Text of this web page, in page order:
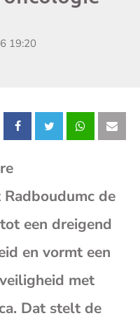
19:20
Deel
op
Facebook
Deel
bericht
op
X
Deel
bericht
op
de
een dreigend
en vormt een
met
Dat stelt de